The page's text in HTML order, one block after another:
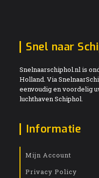
Snel naar
Snelnaarschiphol.nl is
Holland. Via
eenvoudig en voordelig
luchthaven Schiphol.
Informatie
Mijn Account
Privacy Policy